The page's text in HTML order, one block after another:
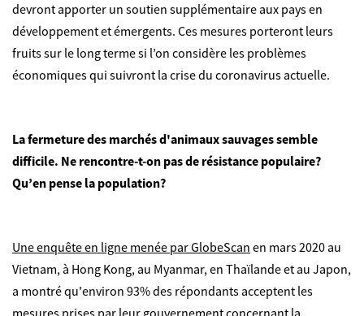
devront apporter un soutien supplémentaire aux pays en
développement et émergents. Ces mesures porteront leurs
fruits sur le long terme si l’on considère les problèmes
économiques qui suivront la crise du coronavirus actuelle.
La fermeture des marchés d'animaux sauvages semble
difficile. Ne rencontre-t-on pas de résistance populaire?
Qu’en pense la population?
Une enquête en ligne menée par GlobeScan en mars 2020 au
Vietnam, à Hong Kong, au Myanmar, en Thaïlande et au Japon,
a montré qu'environ 93% des répondants acceptent les
mesures prises par leur gouvernement concernant la